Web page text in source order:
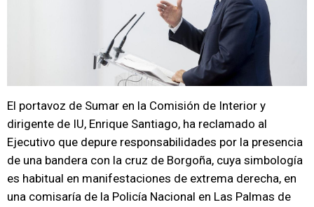
El portavoz de Sumar en la Comisión de Interior y
dirigente de IU, Enrique Santiago, ha reclamado al
Ejecutivo que depure responsabilidades por la presencia
de una bandera con la cruz de Borgoña, cuya simbología
es habitual en manifestaciones de extrema derecha, en
una comisaría de la Policía Nacional en Las Palmas de